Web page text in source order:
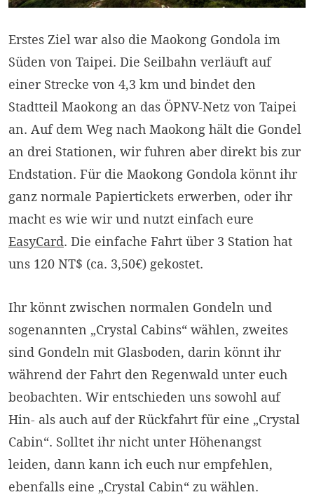
Erstes Ziel war also die Maokong Gondola im
Süden von Taipei. Die Seilbahn verläuft auf
einer Strecke von 4,3 km und bindet den
Stadtteil Maokong an das ÖPNV-Netz von Taipei
an. Auf dem Weg nach Maokong hält die Gondel
an drei Stationen, wir fuhren aber direkt bis zur
Endstation. Für die Maokong Gondola könnt ihr
ganz normale Papiertickets erwerben, oder ihr
macht es wie wir und nutzt einfach eure
EasyCard. Die einfache Fahrt über 3 Station hat
uns 120 NT$ (ca. 3,50€) gekostet.
Ihr könnt zwischen normalen Gondeln und
sogenannten „Crystal Cabins“ wählen, zweites
sind Gondeln mit Glasboden, darin könnt ihr
während der Fahrt den Regenwald unter euch
beobachten. Wir entschieden uns sowohl auf
Hin- als auch auf der Rückfahrt für eine „Crystal
Cabin“. Solltet ihr nicht unter Höhenangst
leiden, dann kann ich euch nur empfehlen,
ebenfalls eine „Crystal Cabin“ zu wählen.